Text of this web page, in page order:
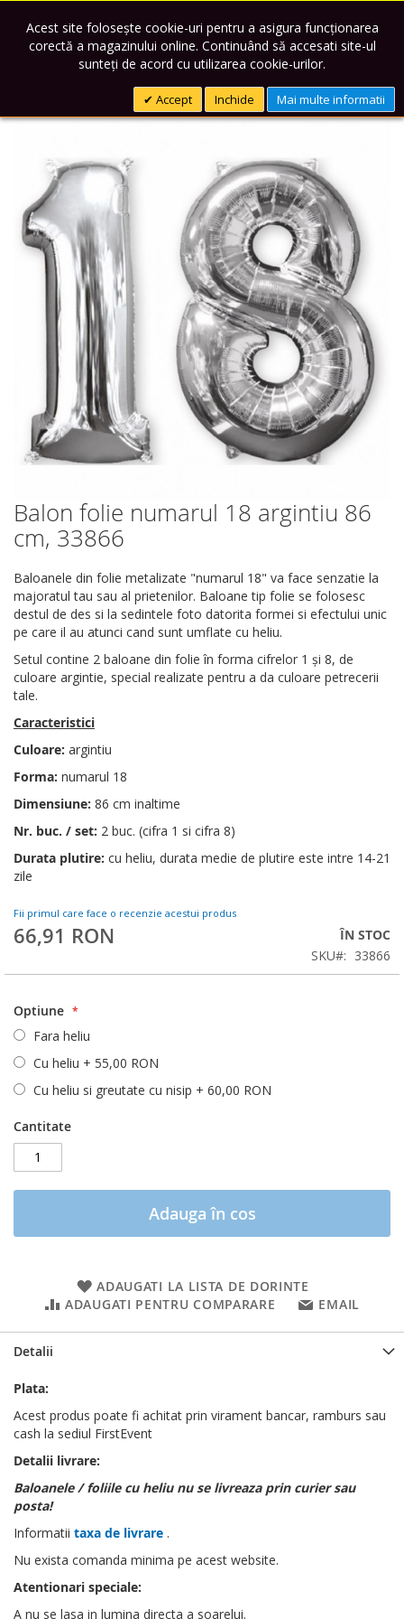
Acest site folosește cookie-uri pentru a asigura funcționarea
corectă a magazinului online. Continuând să accesati site-ul
sunteți de acord cu utilizarea cookie-urilor.
Accept Inchide Mai multe informatii
Continut
0727-340 539
Balon folie numarul 18 argintiu 86
cm, 33866
Baloanele din folie metalizate "numarul 18" va face senzatie la
majoratul tau sau al prietenilor. Baloane tip folie se folosesc
destul de des si la sedintele foto datorita formei si efectului unic
pe care il au atunci cand sunt umflate cu heliu.
Setul contine 2 baloane din folie în forma cifrelor 1 și 8, de
culoare argintie, special realizate pentru a da culoare petrecerii
tale.
Caracteristici
Culoare: argintiu
Forma: numarul 18
Dimensiune: 86 cm inaltime
Nr. buc. / set: 2 buc. (cifra 1 si cifra 8)
Durata plutire: cu heliu, durata medie de plutire este intre 14-21
zile
Fii primul care face o recenzie acestui produs
66,91 RON
ÎN STOC
SKU
33866
Optiune
Fara heliu
Cu heliu + 55,00 RON
Cu heliu si greutate cu nisip + 60,00 RON
Cantitate
Adauga în cos
ADAUGATI LA LISTA DE DORINTE
ADAUGATI PENTRU COMPARARE
EMAIL
the
images
gallery
Skip
to
the
of
the
images
gallery
Detalii
Plata:
Acest produs poate fi achitat prin virament bancar, ramburs sau
cash la sediul FirstEvent
Detalii livrare:
Baloanele / foliile cu heliu nu se livreaza prin curier sau
posta!
Informatii taxa de livrare .
Nu exista comanda minima pe acest website.
Atentionari speciale:
A nu se lasa in lumina directa a soarelui.